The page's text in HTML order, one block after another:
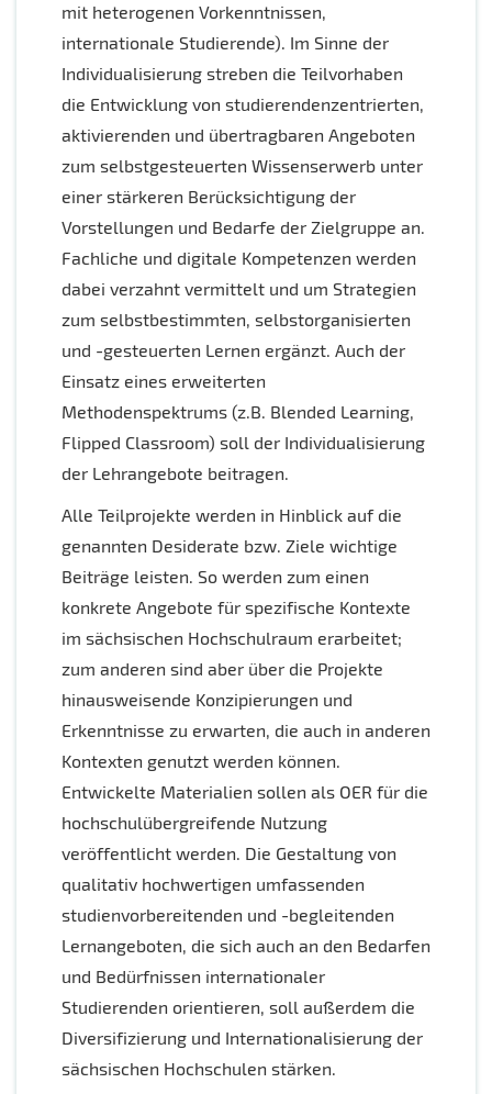
mit heterogenen Vorkenntnissen,
internationale Studierende). Im Sinne der
Individualisierung streben die Teilvorhaben
die Entwicklung von studierendenzentrierten,
aktivierenden und übertragbaren Angeboten
zum selbstgesteuerten Wissenserwerb unter
einer stärkeren Berücksichtigung der
Vorstellungen und Bedarfe der Zielgruppe an.
Fachliche und digitale Kompetenzen werden
dabei verzahnt vermittelt und um Strategien
zum selbstbestimmten, selbstorganisierten
und -gesteuerten Lernen ergänzt. Auch der
Einsatz eines erweiterten
Methodenspektrums (z.B. Blended Learning,
Flipped Classroom) soll der Individualisierung
der Lehrangebote beitragen.
Alle Teilprojekte werden in Hinblick auf die
genannten Desiderate bzw. Ziele wichtige
Beiträge leisten. So werden zum einen
konkrete Angebote für spezifische Kontexte
im sächsischen Hochschulraum erarbeitet;
zum anderen sind aber über die Projekte
hinausweisende Konzipierungen und
Erkenntnisse zu erwarten, die auch in anderen
Kontexten genutzt werden können.
Entwickelte Materialien sollen als OER für die
hochschulübergreifende Nutzung
veröffentlicht werden. Die Gestaltung von
qualitativ hochwertigen umfassenden
studienvorbereitenden und -begleitenden
Lernangeboten, die sich auch an den Bedarfen
und Bedürfnissen internationaler
Studierenden orientieren, soll außerdem die
Diversifizierung und Internationalisierung der
sächsischen Hochschulen stärken.